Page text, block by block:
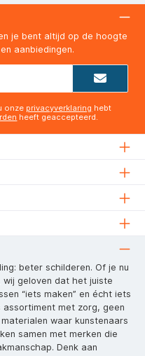
je bent altijd op de hoogte
aanbiedingen.
onze privacyverklaring hebt
heeft geaccepteerd.
beter schilderen. Of je nu
geloven dat het juiste
“iets maken” en écht iets
assortiment met zorg, geen
waar kunstenaars
samen met merken die
Denk aan